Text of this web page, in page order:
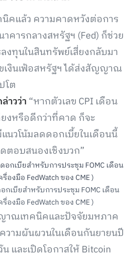
คแล้ว ความคาดหวังต่อการ
คารกลางสหรัฐฯ (Fed) ก็ช่วย
งทุนในสินทรัพย์เสี่ยงกลับมา
เงินเฟ้อสหรัฐฯ ได้ส่งสัญญาณ
โต
าวว่า“หากตัวเลข CPI เดือน
งหรือดีกว่าที่คาด ก็จะ
นวโน้มลดดอกเบี้ยในเดือนนี้
ตอบสนองเชิงบวก”
เบียสำหรับการประชุม FOMC เดือน
องมือ FedWatch ของ CME )
าณเทคนิคและปัจจัยมหภาค
วามผันผวนในเดือนกันยายนปี
และเปิดโอกาสให้ Bitcoin